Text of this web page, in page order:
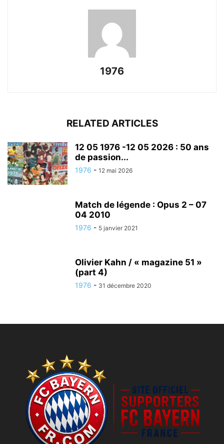
1976
RELATED ARTICLES
12 05 1976 -12 05 2026 : 50 ans
de passion...
1976 - 12 mai 2026
Match de légende : Opus 2 – 07
04 2010
1976 - 5 janvier 2021
Olivier Kahn / « magazine 51 »
(part 4)
1976 - 31 décembre 2020